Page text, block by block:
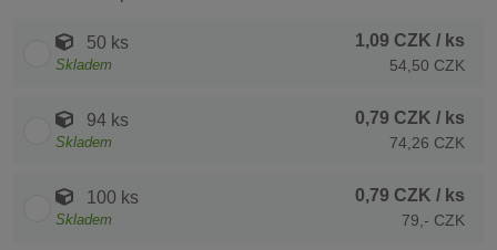
50 ks
Skladem
1,09 CZK / ks
54,50 CZK
94 ks
Skladem
0,79 CZK / ks
74,26 CZK
100 ks
Skladem
0,79 CZK / ks
79,- CZK